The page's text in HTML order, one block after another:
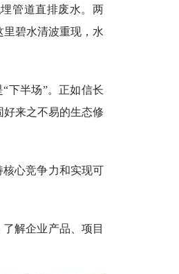
管道直排废水。两
碧水清波重现，水
下半场”。正如信长
好来之不易的生态修
心竞争力和实现可
解企业产品、项目